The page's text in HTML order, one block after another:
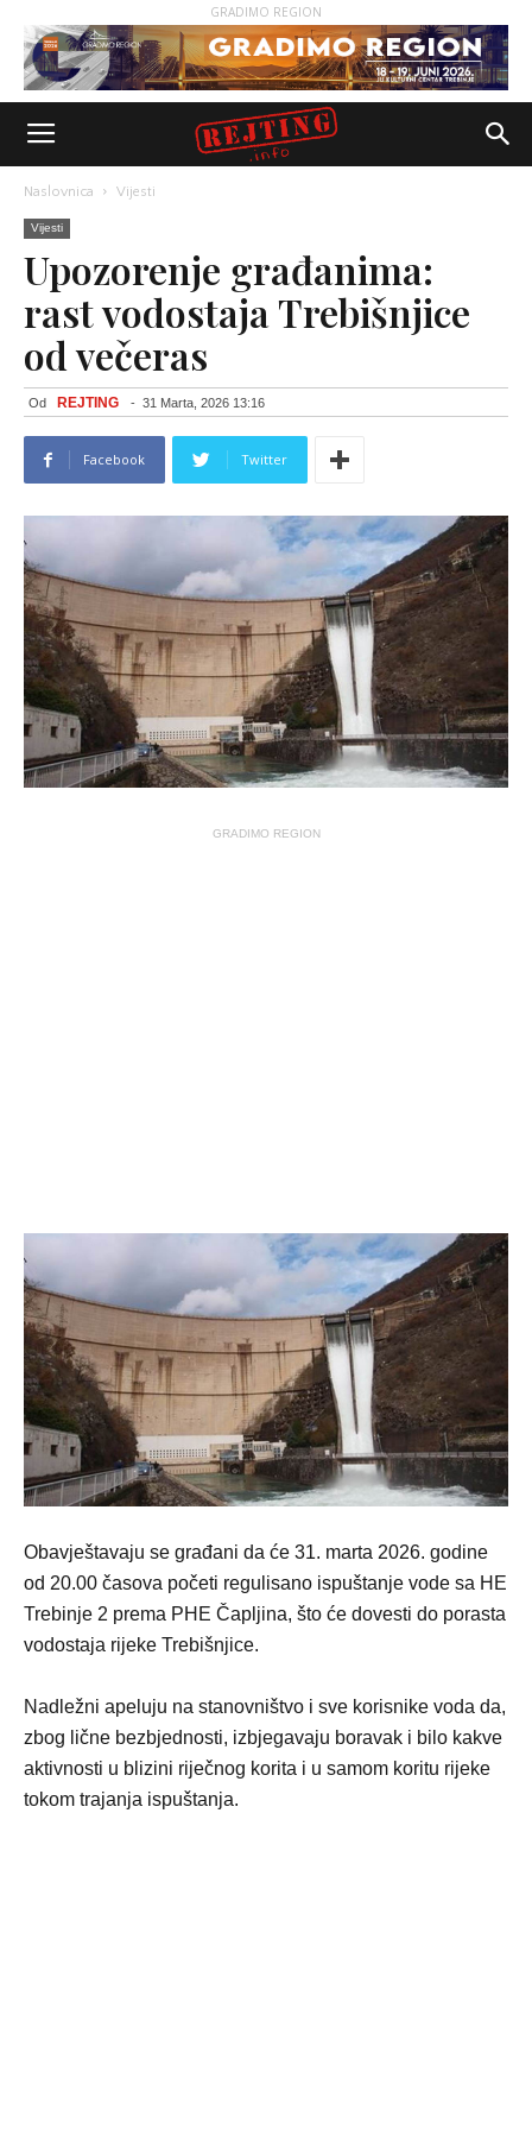
GRADIMO REGION
Naslovnica Vijesti
Vijesti
Upozorenje građanima:
rast vodostaja Trebišnjice
od večeras
Od REJTING - 31 Marta, 2026 13:16
Facebook Twitter
GRADIMO REGION
Obavještavaju se građani da će 31. marta 2026. godine
od 20.00 časova početi regulisano ispuštanje vode sa HE
Trebinje 2 prema PHE Čapljina, što će dovesti do porasta
vodostaja rijeke Trebišnjice.
Nadležni apeluju na stanovništvo i sve korisnike voda da,
zbog lične bezbjednosti, izbjegavaju boravak i bilo kakve
aktivnosti u blizini riječnog korita i u samom koritu rijeke
tokom trajanja ispuštanja.